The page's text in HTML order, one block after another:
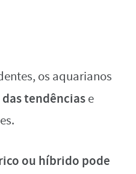
os aquarianos
tendênciase
ou híbrido pode